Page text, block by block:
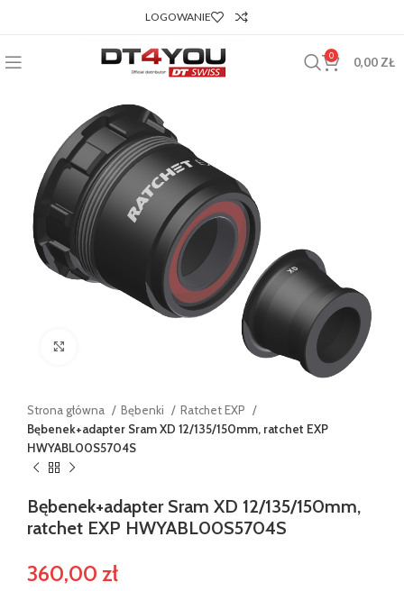
LOGOWANIE
0 0,00 ZŁ
Strona główna Bębenki
Ratchet EXP
Bębenek+adapter Sram XD 12/135/150mm, ratchet EXP
HWYABL00S5704S
Bębenek+adapter Sram XD 12/135/150mm,
ratchet EXP HWYABL00S5704S
360,00 zł